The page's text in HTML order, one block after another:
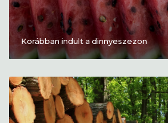
Korábban indult a dinnyeszezon